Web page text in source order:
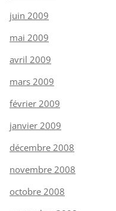
juin 2009
mai 2009
avril 2009
mars 2009
février 2009
janvier 2009
décembre 2008
novembre 2008
octobre 2008